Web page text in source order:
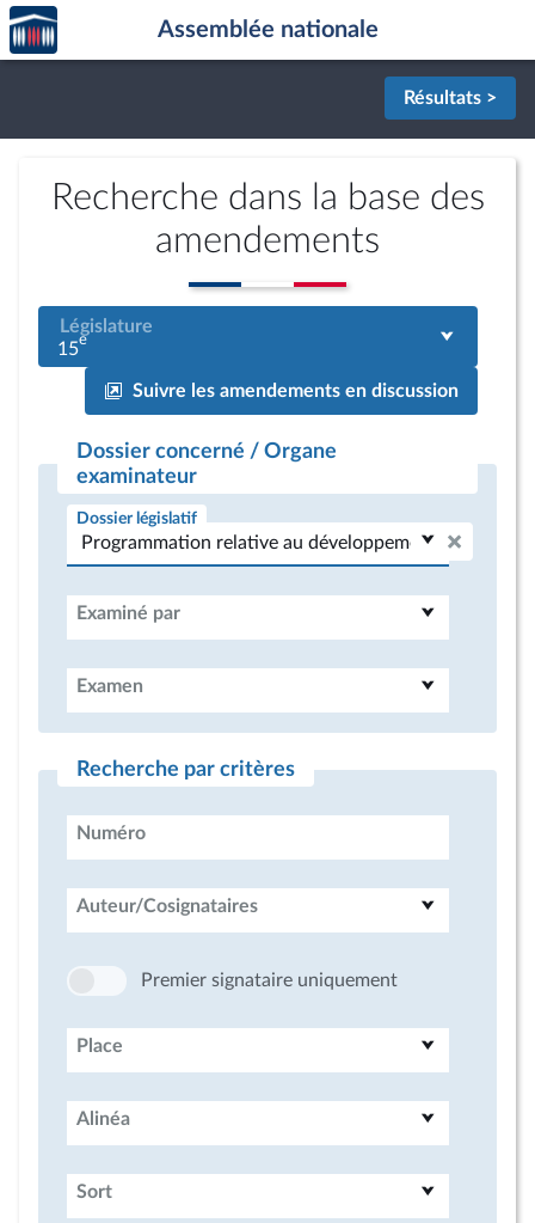
Aller au contenu
Aller en bas de la page
Accèder
à la
page
Assemblée nationale
Résultats >
Recherche dans la base des
amendements
Législature
15e
Suivre les amendements en discussion
Dossier concerné / Organe
examinateur
Dossier législatif
Examiné par
Examen
Recherche par critères
Numéro
Auteur/Cosignataires
Premier signataire uniquement
Place
Alinéa
Sort